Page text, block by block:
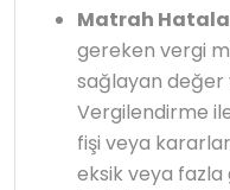
Matrah
gereken vergi
sağlayan değer
Vergilendirme
fişi veya
eksik veya fazla